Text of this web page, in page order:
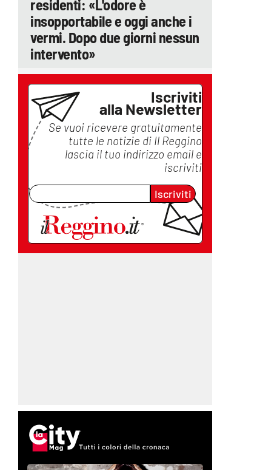
residenti: «L'odore è
insopportabile e oggi anche i
vermi. Dopo due giorni nessun
intervento»
Iscriviti
alla Newsletter
Se vuoi ricevere gratuitamente
tutte le notizie di Il Reggino
lascia il tuo indirizzo email e
iscriviti
Iscriviti